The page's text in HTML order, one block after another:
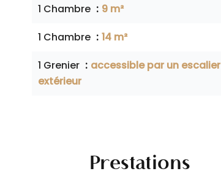
1 Chambre
9 m²
1 Chambre
14 m²
1 Grenier
accessible par un escalier
extérieur
Prestations